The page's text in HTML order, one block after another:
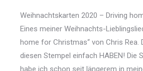
Weihnachtskarten 2020 – Driving
Eines meiner Weihnachts-
home for Christmas“ von Chris Rea.
diesen Stempel einfach HABEN! Die
habe ich schon seit längerem in